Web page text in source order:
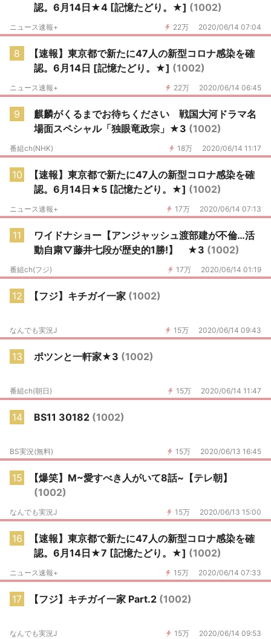
認。6月14日★4 [記憶たどり。★] (1002)
22万 2020/06/14 07:04
ニュース速報+
8
【速報】東京都で新たに47人の新型コロナ感染を確
認。6月14日 [記憶たどり。★] (1002)
22万 2020/06/14 06:45
ニュース速報+
9
麒麟がくるまでお待ちください 戦国大河ドラマ名
場面スペシャル「独眼竜政宗」★3 (1002)
18万 2020/06/14 11:17
番組ch(NHK)
10
【速報】東京都で新たに47人の新型コロナ感染を確
認。6月14日★5 [記憶たどり。★] (1002)
17万 2020/06/14 07:13
ニュース速報+
11
ワイドナショー【アンジャッシュ渡部建が不倫…活
動自粛▽藤井七段が歴史的1勝!】 ★3 (1002)
17万 2020/06/14 01:19
番組ch(フジ)
12 【フジ】キチガイ一家 (1002)
15万 2020/06/14 09:43
なんでも実況J
13 ポツンと一軒家★3 (1002)
15万 2020/06/14 11:47
番組ch(朝日)
14 BS11 30182 (1002)
15万 2020/06/13 16:45
BS実況(無料)
15
【爆笑】M~愛すべき人がいて8話~【テレ朝】
(1002)
15万 2020/06/13 15:00
なんでも実況J
16
【速報】東京都で新たに47人の新型コロナ感染を確
認。6月14日★7 [記憶たどり。★] (1002)
15万 2020/06/14 07:33
ニュース速報+
17 【フジ】キチガイ一家 Part.2 (1002)
15万 2020/06/14 09:53
なんでも実況J